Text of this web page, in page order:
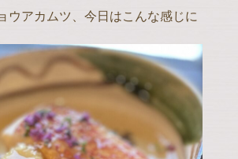
ウアカムツ、今日はこんな感じに